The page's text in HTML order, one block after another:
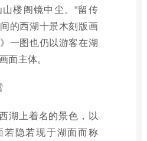
楼阁镜中尘。”留传
的西湖十景木刻版画
一图也仍以游客在湖
面主体。
湖上着名的景色，以
若隐若现于湖面而称